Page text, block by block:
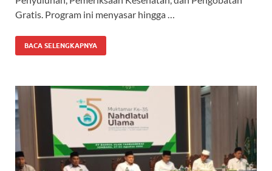
Gratis. Program ini menyasar hingga …
BACA SELENGKAPNYA